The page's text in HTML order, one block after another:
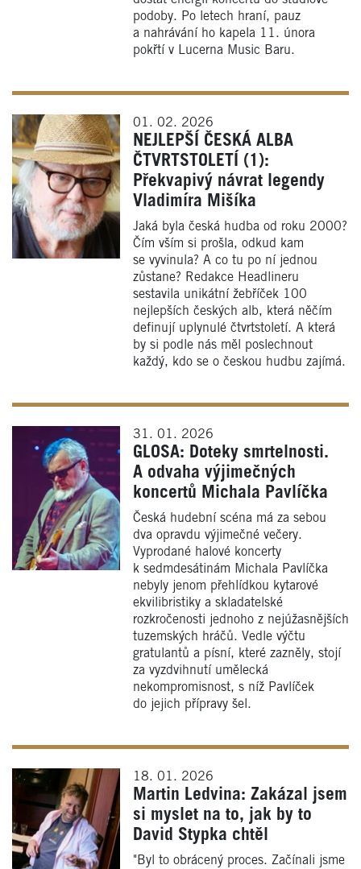
podoby. Po letech hraní, pauz
a nahrávání ho kapela 11. února
pokřtí v Lucerna Music Baru.
01. 02. 2026
NEJLEPŠÍ ČESKÁ ALBA
ČTVRTSTOLETÍ (1):
Překvapivý návrat legendy
Vladimíra Mišíka
Jaká byla česká hudba od roku 2000?
Čím vším si prošla, odkud kam
se vyvinula? A co tu po ní jednou
zůstane? Redakce Headlineru
sestavila unikátní žebříček 100
nejlepších českých alb, která něčím
definují uplynulé čtvrtstoletí. A která
by si podle nás měl poslechnout
každý, kdo se o českou hudbu zajímá.
31. 01. 2026
GLOSA: Doteky smrtelnosti.
A odvaha výjimečných
koncertů Michala Pavlíčka
Česká hudební scéna má za sebou
dva opravdu výjimečné večery.
Vyprodané halové koncerty
k sedmdesátinám Michala Pavlíčka
nebyly jenom přehlídkou kytarové
ekvilibristiky a skladatelské
rozkročenosti jednoho z nejúžasnějších
tuzemských hráčů. Vedle výčtu
gratulantů a písní, které zazněly, stojí
za vyzdvihnutí umělecká
nekompromisnost, s níž Pavlíček
do jejich přípravy šel.
18. 01. 2026
Martin Ledvina: Zakázal jsem
si myslet na to, jak by to
David Stypka chtěl
"Byl to obrácený proces. Začínali jsme